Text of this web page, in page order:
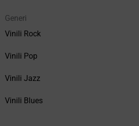
Generi
Vinili Rock
Vinili Pop
Vinili Jazz
Vinili Blues